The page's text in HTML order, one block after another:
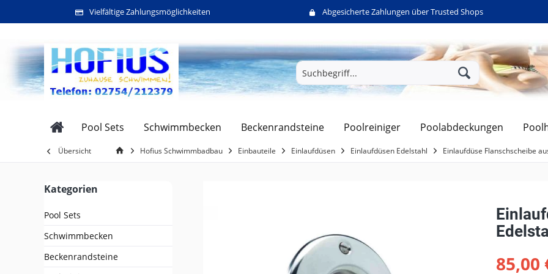
Vielfältige Zahlungsmöglichkeiten Abgesicherte Zahlungen über Trusted Shops
Pool Sets Schwimmbecken Beckenrandsteine Poolreiniger Poolabdeckungen
Übersicht Hofius Schwimmbadbau Einbauteile Einlaufdüsen Einlaufdüsen Edelstahl Einlaufdüse Flanschscheibe
Kategorien
Pool Sets
Schwimmbecken
Beckenrandsteine
85,00